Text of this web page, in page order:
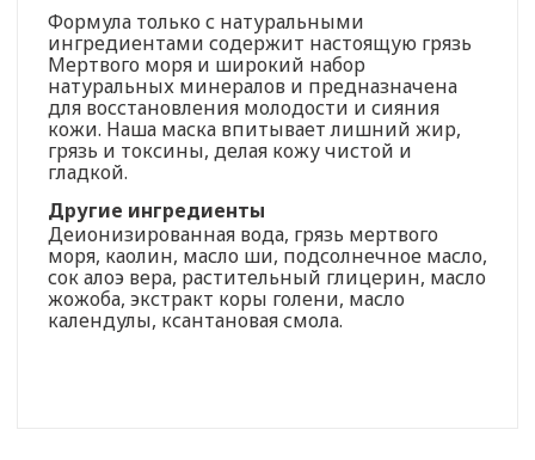
Формула только с натуральными
ингредиентами содержит настоящую грязь
Мертвого моря и широкий набор
натуральных минералов и предназначена
для восстановления молодости и сияния
кожи. Наша маска впитывает лишний жир,
грязь и токсины, делая кожу чистой и
гладкой.
Другие ингредиенты
Деионизированная вода, грязь мертвого
моря, каолин, масло ши, подсолнечное масло,
сок алоэ вера, растительный глицерин, масло
жожоба, экстракт коры голени, масло
календулы, ксантановая смола.